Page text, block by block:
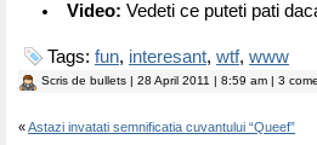
Video: Vedeti ce puteti pati
Tags: fun, interesant, wtf, www
Scris de bullets | 28 April 2011 | 8:59 am | 3
«Astazi invatati semnificatia cuvantului “Queef”